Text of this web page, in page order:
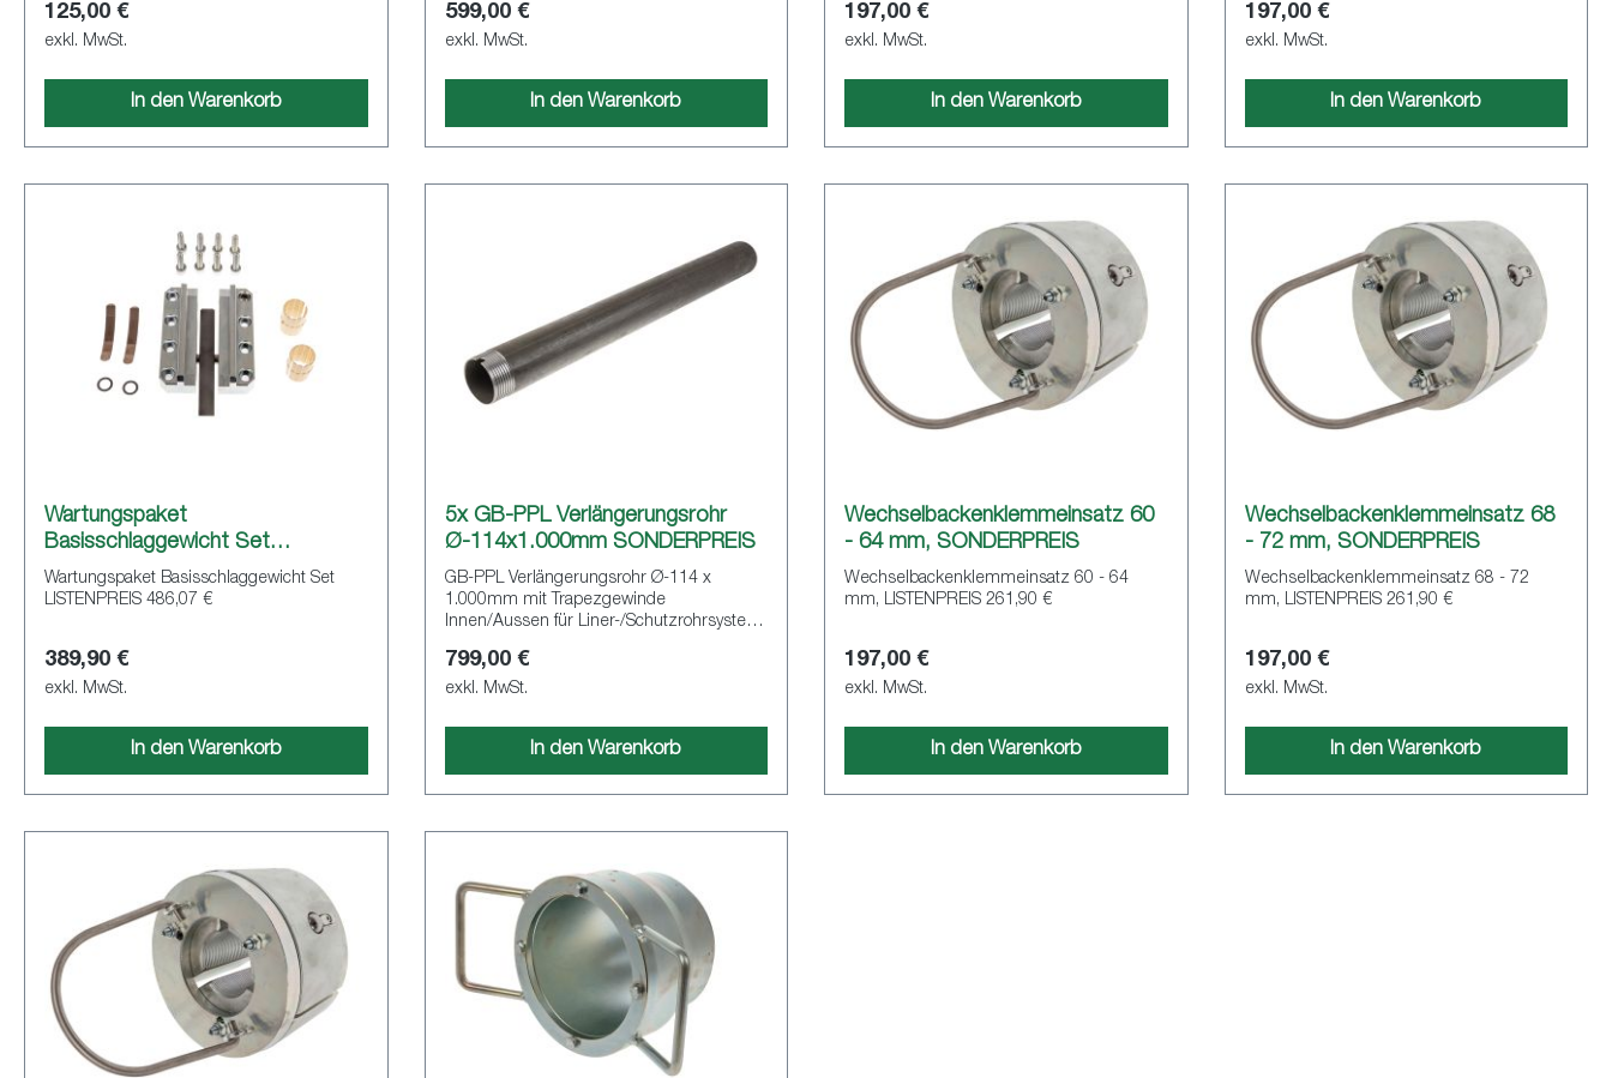
125,00 €
exkl. MwSt.
In den Warenkorb
599,00 €
exkl. MwSt.
In den Warenkorb
197,00 €
exkl. MwSt.
In den Warenkorb
197,00 €
exkl. MwSt.
In den Warenkorb
Wartungspaket
Basisschlaggewicht Set
SONDERPREIS
Wartungspaket Basisschlaggewicht Set
LISTENPREIS 486,07 €
389,90 €
exkl. MwSt.
In den Warenkorb
5x GB-PPL Verlängerungsrohr
Ø-114x1.000mm SONDERPREIS
GB-PPL Verlängerungsrohr Ø-114 x
1.000mm mit Trapezgewinde
Innen/Aussen für Liner-/Schutzrohrsystem
799,00 €
exkl. MwSt.
In den Warenkorb
Wechselbackenklemmeinsatz 60
- 64 mm, SONDERPREIS
Wechselbackenklemmeinsatz 60 - 64
mm, LISTENPREIS 261,90 €
197,00 €
exkl. MwSt.
In den Warenkorb
Wechselbackenklemmeinsatz 68
- 72 mm, SONDERPREIS
Wechselbackenklemmeinsatz 68 - 72
mm, LISTENPREIS 261,90 €
197,00 €
exkl. MwSt.
In den Warenkorb